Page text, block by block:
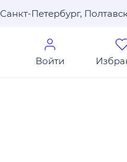
Санкт-Петербург,
Войти